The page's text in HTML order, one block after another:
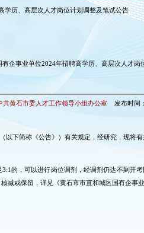
学历、高层次人才岗位计划调整及笔试公告
有企事业单位2024年招聘高学历、高层次人才岗
共黄石市委人才工作领导小组办公室发布时间：
下简称《公告》）有关规定，经研究，现将
的，可以进行岗位调剂，经调剂仍达不到开
或保留，详见《黄石市市直和城区国有企事